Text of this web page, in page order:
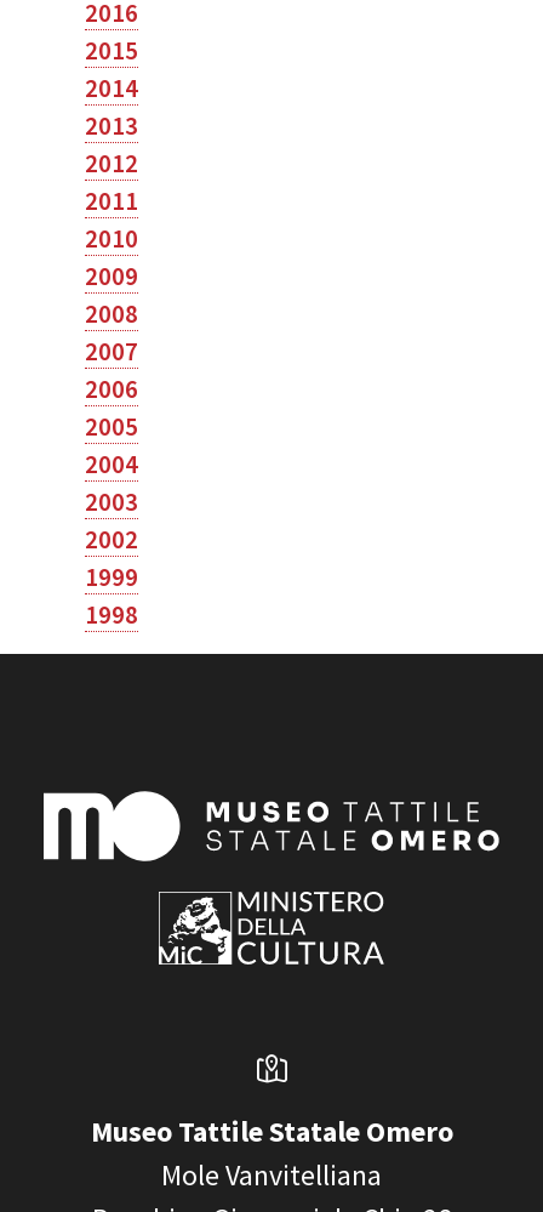
2016
2015
2014
2013
2012
2011
2010
2009
2008
2007
2006
2005
2004
2003
2002
1999
1998
Museo Tattile Statale Omero
Mole Vanvitelliana